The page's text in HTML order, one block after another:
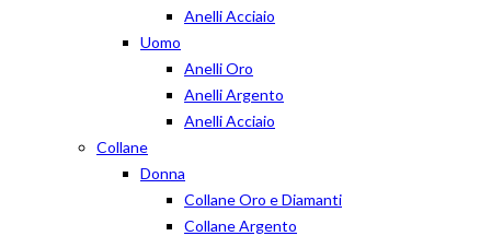
Anelli Acciaio
Uomo
Anelli Oro
Anelli Argento
Anelli Acciaio
Collane
Donna
Collane Oro e Diamanti
Collane Argento